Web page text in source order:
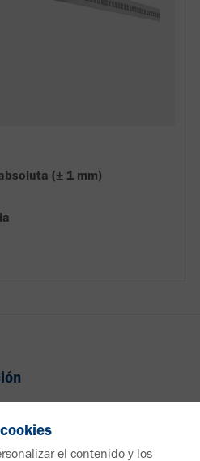
(± 1 mm)
el contenido y los